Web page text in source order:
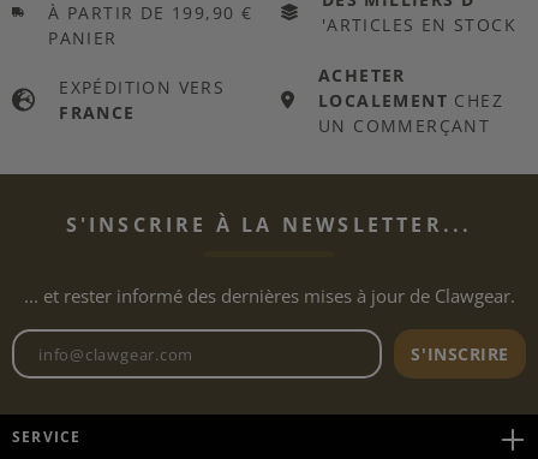
À PARTIR DE 199,90 €
PANIER
'ARTICLES EN STOCK
EXPÉDITION VERS
FRANCE
ACHETER
LOCALEMENT CHEZ
UN COMMERÇANT
S'INSCRIRE À LA NEWSLETTER...
... et rester informé des dernières mises à jour de Clawgear.
Adresse e-mail de laS'INSCRIRE
SERVICE